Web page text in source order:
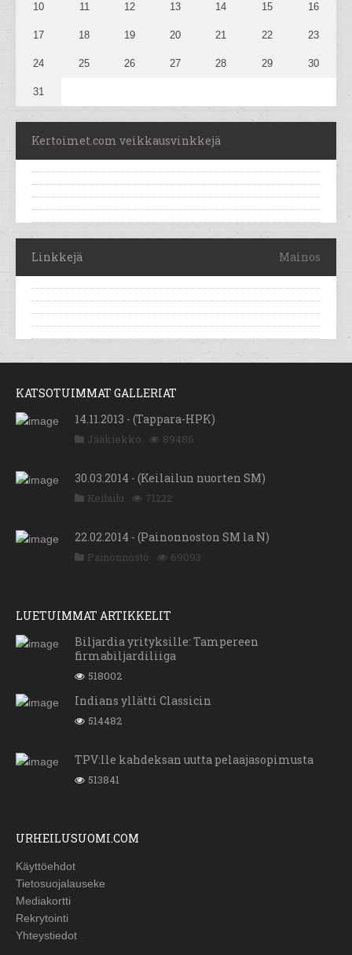
10 11 12 13 14 15 16
17 18 19 20 21 22 23
24 25 26 27 28 29 30
31
Kertoimet.com veikkausvinkkejä
Linkkejä Mainos
KATSOTUIMMAT GALLERIAT
14.11.2013 - (Tappara-HPK)
Jääkiekko 89486
30.03.2014 - (Keilailun nuorten SM)
Keilailu 71222
22.02.2014 - (Painonnoston SM la N)
Painonnosto 69093
LUETUIMMAT ARTIKKELIT
Biljardia yrityksille: Tampereen
firmabiljardiliiga
518002
Indians yllätti Classicin
514482
TPV:lle kahdeksan uutta pelaajasopimusta
513841
URHEILUSUOMI.COM
Käyttöehdot
Tietosuojalauseke
Mediakortti
Rekrytointi
Yhteystiedot